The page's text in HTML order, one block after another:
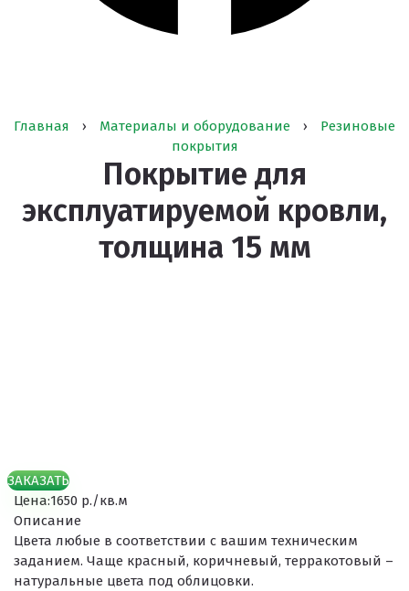
Главная › Материалы и оборудование ›
Резиновые
покрытия
Покрытие для
эксплуатируемой кровли,
толщина 15 мм
ЗАКАЗАТЬ
Цена:1650 р./кв.м
Описание
Цвета любые в соответствии с вашим техническим
заданием. Чаще красный, коричневый, терракотовый –
натуральные цвета под облицовки.